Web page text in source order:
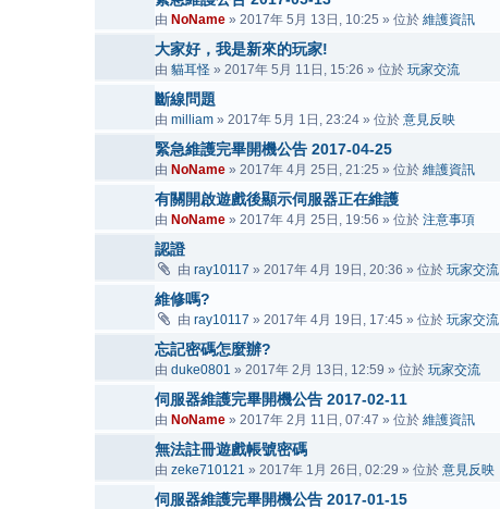
由 NoName » 2017年 5月 13日, 10:25 » 位於 維護資訊
大家好，我是新來的玩家!
由 貓耳怪 » 2017年 5月 11日, 15:26 » 位於 玩家交流
斷線問題
由 milliam » 2017年 5月 1日, 23:24 » 位於 意見反映
緊急維護完畢開機公告 2017-04-25
由 NoName » 2017年 4月 25日, 21:25 » 位於 維護資訊
有關開啟遊戲後顯示伺服器正在維護
由 NoName » 2017年 4月 25日, 19:56 » 位於 注意事項
認證
由 ray10117 » 2017年 4月 19日, 20:36 » 位於 玩家交流
維修嗎?
由 ray10117 » 2017年 4月 19日, 17:45 » 位於 玩家交流
忘記密碼怎麼辦?
由 duke0801 » 2017年 2月 13日, 12:59 » 位於 玩家交流
伺服器維護完畢開機公告 2017-02-11
由 NoName » 2017年 2月 11日, 07:47 » 位於 維護資訊
無法註冊遊戲帳號密碼
由 zeke710121 » 2017年 1月 26日, 02:29 » 位於 意見反映
伺服器維護完畢開機公告 2017-01-15